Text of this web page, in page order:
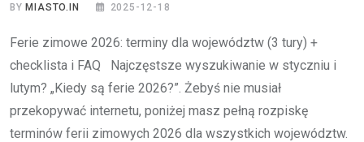
BYMIASTO.IN 2025-12-18
Ferie zimowe 2026: terminy dla województw (3 tury) +
checklista i FAQ Najczęstsze wyszukiwanie w styczniu i
lutym? „Kiedy są ferie 2026?”. Żebyś nie musiał
przekopywać internetu, poniżej masz pełną rozpiskę
terminów ferii zimowych 2026 dla wszystkich województw.